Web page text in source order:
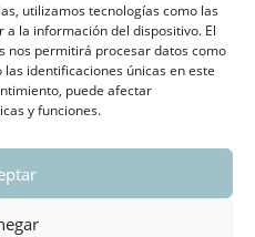
utilizamos tecnologías como las
la información del dispositivo. El
nos permitirá procesar datos como
identificaciones únicas en este
puede afectar
y funciones.
VALENCIANA DE